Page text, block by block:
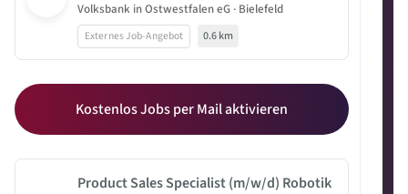
Volksbank in Ostwestfalen eG · Bielefeld
Externes Job-Angebot 0.6 km
Kostenlos Jobs per Mail aktivieren
Product Sales Specialist (m/w/d) Robotik